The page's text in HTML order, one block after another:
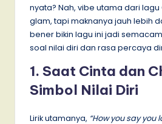
nyata? Nah, vibe utama dari
glam, tapi maknanya jauh lebih
bener bikin lagu ini jadi
soal nilai diri dan rasa percaya
1. Saat Cinta dan
Simbol Nilai Diri
Lirik utamanya, “How you say you